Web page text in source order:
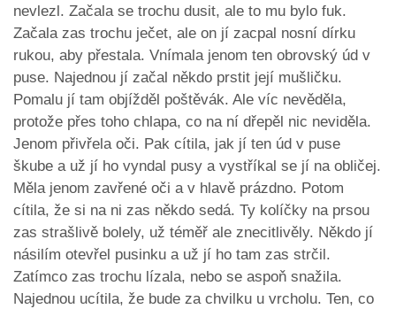
nevlezl. Začala se trochu dusit, ale to mu bylo fuk.
Začala zas trochu ječet, ale on jí zacpal nosní dírku
rukou, aby přestala. Vnímala jenom ten obrovský úd v
puse. Najednou jí začal někdo prstit její mušličku.
Pomalu jí tam objížděl poštěvák. Ale víc nevěděla,
protože přes toho chlapa, co na ní dřepěl nic neviděla.
Jenom přivřela oči. Pak cítila, jak jí ten úd v puse
škube a už jí ho vyndal pusy a vystříkal se jí na obličej.
Měla jenom zavřené oči a v hlavě prázdno. Potom
cítila, že si na ni zas někdo sedá. Ty kolíčky na prsou
zas strašlivě bolely, už téměř ale znecitlivěly. Někdo jí
násilím otevřel pusinku a už jí ho tam zas strčil.
Zatímco zas trochu lízala, nebo se aspoň snažila.
Najednou ucítila, že bude za chvilku u vrcholu. Ten, co